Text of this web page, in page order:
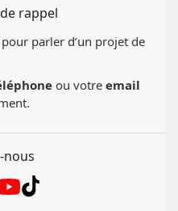
rappel
parler d’un projet de
ou votre email
nous